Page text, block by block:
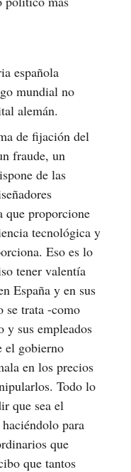
española
mundial no
alemán.
de fijación del
fraude, un
de las
que proporcione
tecnológica y
Eso es lo
tener valentía
España y en sus
se trata -como
y sus empleados
el gobierno
en los precios
Todo lo
que sea el
para
que
que tantos